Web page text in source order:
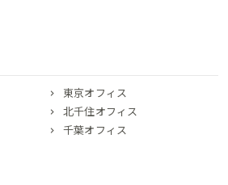
東京オフィス
北千住オフィス
千葉オフィス